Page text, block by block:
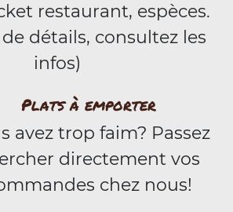
restaurant, espèces.
détails, consultez les
infos)
Plats à emporter
avez trop faim? Passez
directement vos
chez nous!